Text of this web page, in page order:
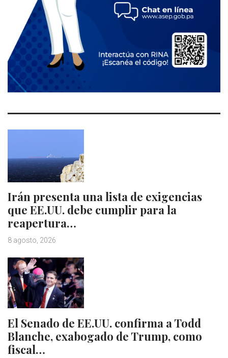
Irán presenta una lista de exigencias
que EE.UU. debe cumplir para la
reapertura…
8 agosto, 2026
El Senado de EE.UU. confirma a Todd
Blanche, exabogado de Trump, como
fiscal…